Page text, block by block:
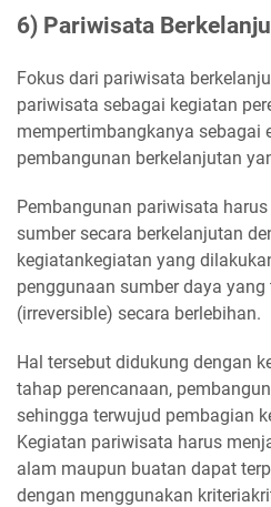
6) Pariwisata
Fokus dari pariwisata
pariwisata sebagai kegiatan
mempertimbangkanya sebagai
pembangunan berkelanjutan
Pembangunan pariwisata
sumber secara berkelanjutan
kegiatankegiatan yang
penggunaan sumber daya
(irreversible) secara berlebihan.
Hal tersebut didukung dengan
tahap perencanaan,
sehingga terwujud pembagian
Kegiatan pariwisata harus
alam maupun buatan dapat
dengan menggunakan